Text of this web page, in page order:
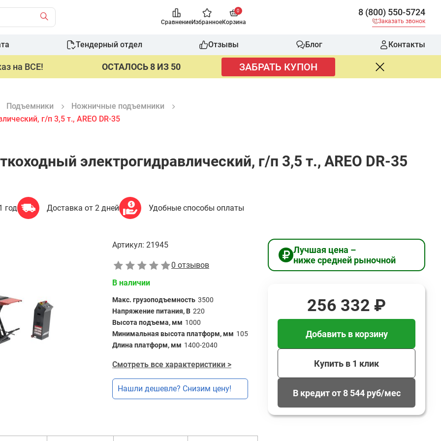
СравнениеИзбранное
0
Корзина
8 (800) 550-5724
Заказать звонок
Тендерный отдел Отзывы Блог Контакты
на ВСЕ! ОСТАЛОСЬ 8 ИЗ 50 ЗАБРАТЬ КУПОН
Подъемники
Ножничные подъемники
г/п 3,5 т., AREO DR-35
электрогидравлический, г/п 3,5 т., AREO DR-35
год Доставка от 2 дней Удобные способы оплаты
Артикул: 21945
0 отзывов
В наличии
Макс. грузоподъемность 3500
Напряжение питания, В 220
Высота подъема, мм 1000
Минимальная высота платформ, мм 105
Длина платформ, мм 1400-2040
Смотреть все характеристики >
Нашли дешевле? Снизим цену!
Лучшая цена –
ниже средней рыночной
256 332 ₽
Добавить в корзину
Купить в 1 клик
В кредит от 8 544 руб/мес